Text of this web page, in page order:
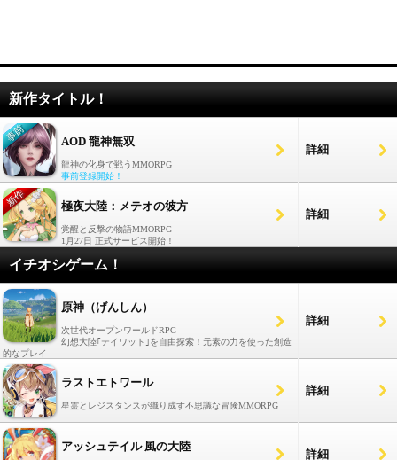
新作タイトル！
AOD 龍神無双
龍神の化身で戦うMMORPG
事前登録開始！
詳細
極夜大陸：メテオの彼方
覚醒と反撃の物語MMORPG
1月27日 正式サービス開始！
詳細
イチオシゲーム！
原神（げんしん）
次世代オープンワールドRPG
幻想大陸｢テイワット｣を自由探索！元素の力を使った創造
的なプレイ
詳細
ラストエトワール
星霊とレジスタンスが織り成す不思議な冒険MMORPG
詳細
アッシュテイル 風の大陸
詳細